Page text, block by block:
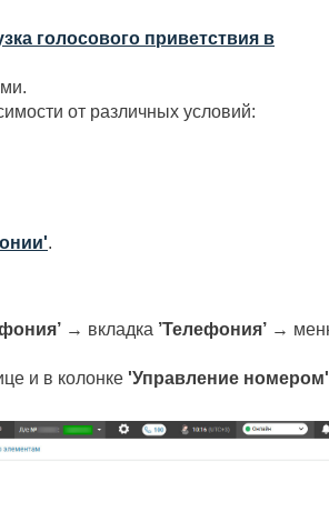
голосового приветствия в
от различных условий:
.
→ вкладка ’Телефония’ →
и в колонке 'Управление номером'